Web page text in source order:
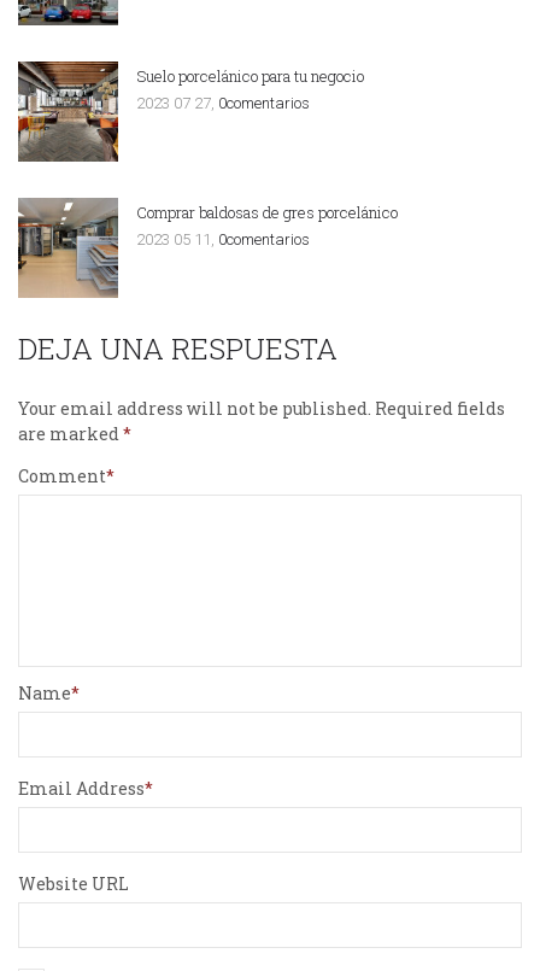
Suelo porcelánico para tu negocio
2023 07 27, 0comentarios
Comprar baldosas de gres porcelánico
2023 05 11, 0comentarios
DEJA UNA RESPUESTA
Your email address will not be published. Required fields
are marked
Comment
Name
Email Address
Website URL